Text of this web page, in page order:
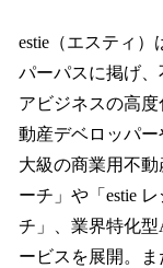
estie（エスティ
パーパスに掲げ
アビジネスの高
動産デベロッパ
大級の商業用不動
ーチ」や「estie
チ」、業界特化型
ービスを展開。